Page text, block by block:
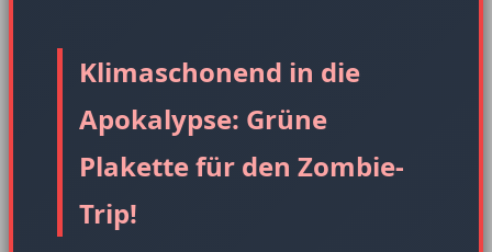
Klimaschonend in die
Apokalypse: Grüne
Plakette für den Zombie-
Trip!